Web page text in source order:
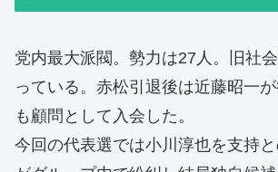
党内最大派閥。勢力は27人。旧社
っている。赤松引退後は近藤昭一
も顧問として入会した。
今回の代表選では小川淳也を支持